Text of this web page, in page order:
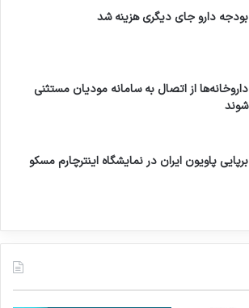
بودجه دارو جای دیگری هزینه شد
داروخانه‌ها از اتصال به سامانه مودیان مستثنی
شوند
برپایی پاویون ایران در نمایشگاه اینترچارم مسکو